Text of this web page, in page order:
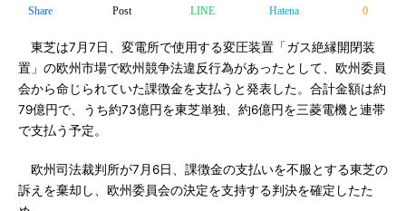
Share Post LINE Hatena 0
東芝は7月7日、変電所で使用する変圧装置「ガス絶縁開閉装
置」の欧州市場で欧州競争法違反行為があったとして、欧州委員
会から命じられていた課徴金を支払うと発表した。合計金額は約
79億円で、うち約73億円を東芝単独、約6億円を三菱電機と連帯
で支払う予定。
欧州司法裁判所が7月6日、課徴金の支払いを不服とする東芝の
訴えを棄却し、欧州委員会の決定を支持する判決を確定したた